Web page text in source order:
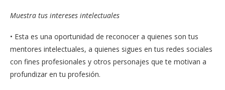
Muestra tus intereses intelectuales
• Esta es una oportunidad de reconocer a quienes son tus
mentores intelectuales, a quienes sigues en tus redes sociales
con fines profesionales y otros personajes que te motivan a
profundizar en tu profesión.